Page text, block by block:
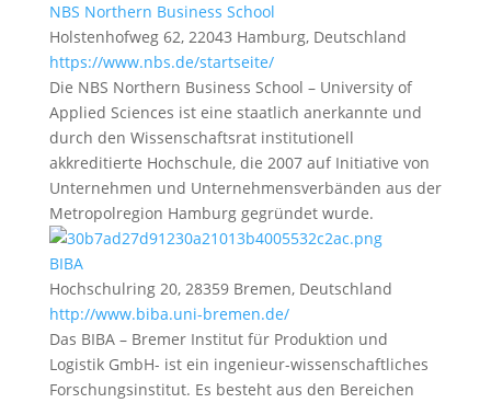
NBS Northern Business School
Holstenhofweg 62, 22043 Hamburg, Deutschland
https://www.nbs.de/startseite/
Die NBS Northern Business School – University of
Applied Sciences ist eine staatlich anerkannte und
durch den Wissenschaftsrat institutionell
akkreditierte Hochschule, die 2007 auf Initiative von
Unternehmen und Unternehmensverbänden aus der
Metropolregion Hamburg gegründet wurde.
BIBA
Hochschulring 20, 28359 Bremen, Deutschland
http://www.biba.uni-bremen.de/
Das BIBA – Bremer Institut für Produktion und
Logistik GmbH- ist ein ingenieur-wissenschaftliches
Forschungsinstitut. Es besteht aus den Bereichen